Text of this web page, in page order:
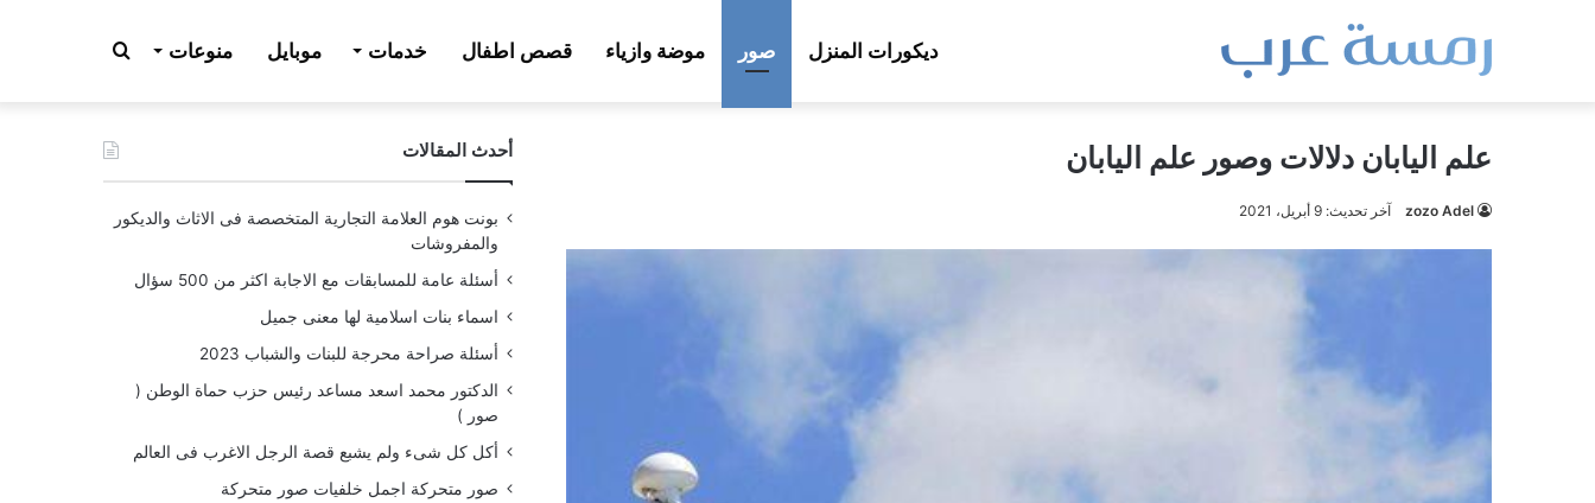
ديكورات المنزل صور موضة وازياء قصص اطفال خدمات موبايل منوعات بحث
عن علم اليابان دلالات وصور علم اليابان
zozo Adel آخر تحديث: 9 أبريل، 2021
أحدث المقالات
بونت هوم العلامة التجارية المتخصصة فى الاثاث والديكور
والمفروشات
أسئلة عامة للمسابقات مع الاجابة اكثر من 500 سؤال
اسماء بنات اسلامية لها معنى جميل
أسئلة صراحة محرجة للبنات والشباب 2023
الدكتور محمد اسعد مساعد رئيس حزب حماة الوطن (
صور )
أكل كل شىء ولم يشبع قصة الرجل الاغرب فى العالم
صور متحركة اجمل خلفيات صور متحركة